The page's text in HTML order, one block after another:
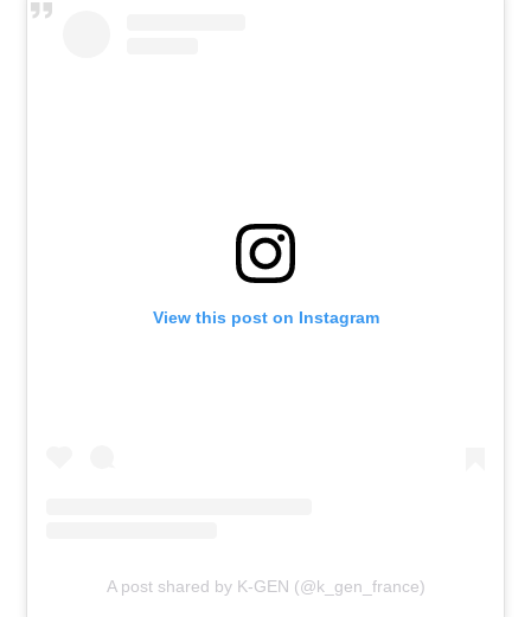
View this post on Instagram
A post shared by K-GEN (@k_gen_france)